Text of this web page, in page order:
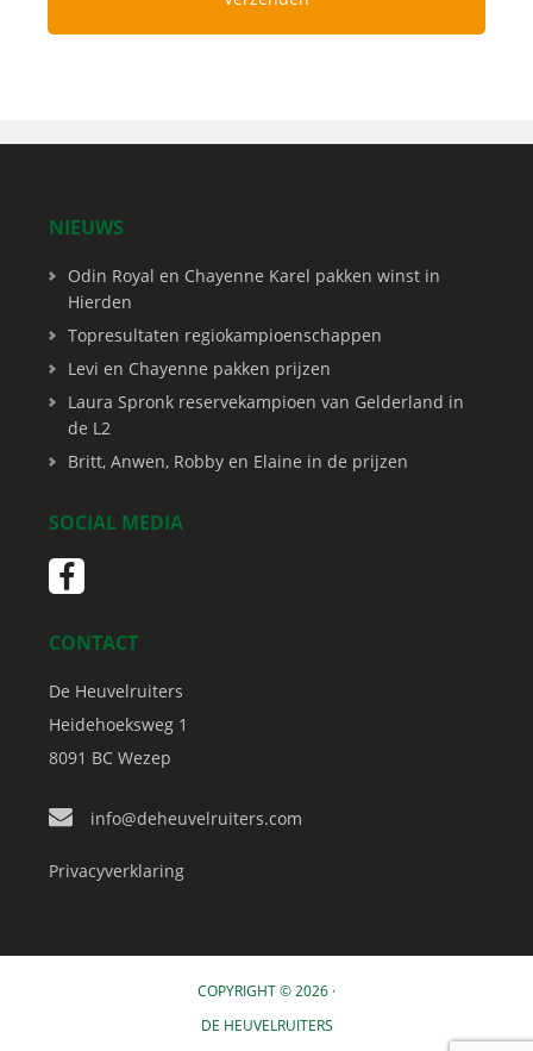
NIEUWS
Odin Royal en Chayenne Karel pakken winst in
Hierden
Topresultaten regiokampioenschappen
Levi en Chayenne pakken prijzen
Laura Spronk reservekampioen van Gelderland in
de L2
Britt, Anwen, Robby en Elaine in de prijzen
SOCIAL MEDIA
CONTACT
De Heuvelruiters
Heidehoeksweg 1
8091 BC Wezep
info@deheuvelruiters.com
Privacyverklaring
COPYRIGHT © 2026 ·
DE HEUVELRUITERS